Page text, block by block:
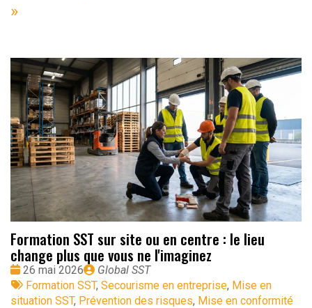
»
Formation SST sur site ou en centre : le lieu
change plus que vous ne l'imaginez
Date
:
26 mai 2026
Publié
par
Global SST
Tags
:
Formation SST, Secourisme en entreprise, Mise en
situation SST, Prévention des risques, Mise en conformité